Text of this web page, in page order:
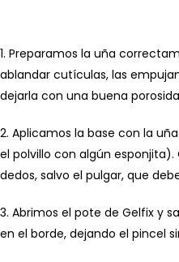
1. Preparamos la uña
ablandar cutículas, las
dejarla con una buena
2. Aplicamos la base con la
el polvillo con algún
dedos, salvo el pulgar, que
3. Abrimos el pote de Gelfix y
en el borde, dejando el pincel